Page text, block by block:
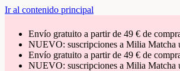
Ir al contenido principal
Envío gratuito a partir de 49 € de
NUEVO: suscripciones a Milia Matcha
Envío gratuito a partir de 49 € de
NUEVO: suscripciones a Milia Matcha